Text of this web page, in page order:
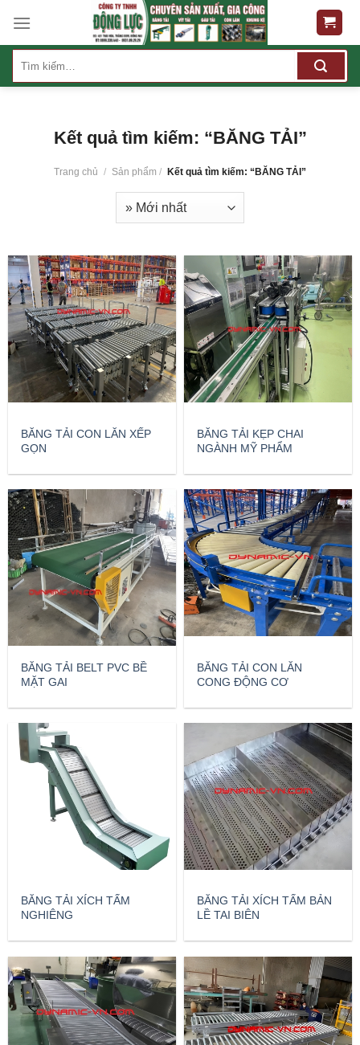
content
kiếm:
Kết quả tìm kiếm: “BĂNG TẢI”
Trang chủ / Sản phẩm / Kết quả tìm kiếm: “BĂNG TẢI”
BĂNG TẢI CON LĂN XẾP
GỌN
BĂNG TẢI KẸP CHAI
NGÀNH MỸ PHẨM
BĂNG TẢI BELT PVC BỀ
MẶT GAI
BĂNG TẢI CON LĂN
CONG ĐỘNG CƠ
BĂNG TẢI XÍCH TẤM
NGHIÊNG
BĂNG TẢI XÍCH TẤM BẢN
LỀ TAI BIÊN